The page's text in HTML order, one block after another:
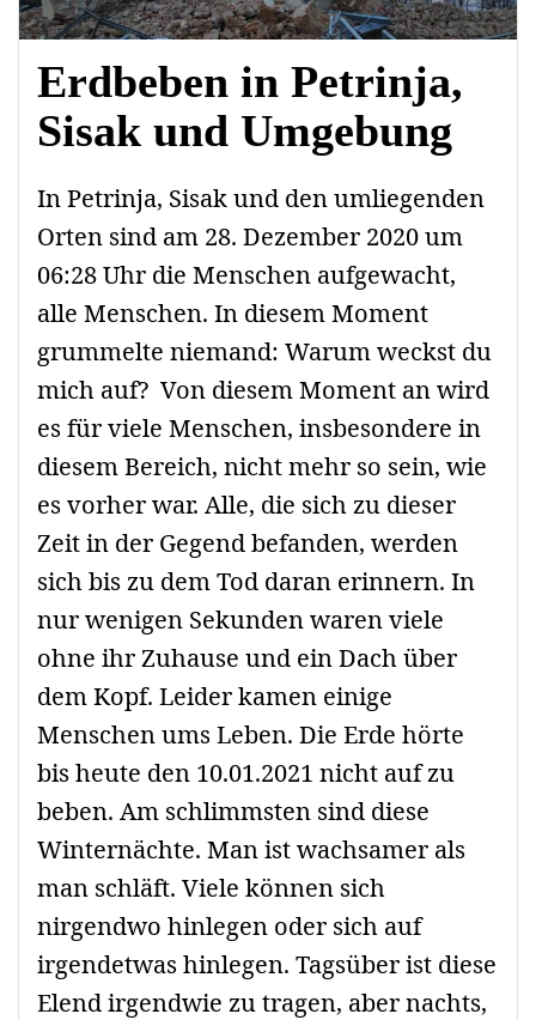
Erdbeben in Petrinja,
Sisak und Umgebung
In Petrinja, Sisak und den umliegenden
Orten sind am 28. Dezember 2020 um
06:28 Uhr die Menschen aufgewacht,
alle Menschen. In diesem Moment
grummelte niemand: Warum weckst du
mich auf? Von diesem Moment an wird
es für viele Menschen, insbesondere in
diesem Bereich, nicht mehr so ​​sein, wie
es vorher war. Alle, die sich zu dieser
Zeit in der Gegend befanden, werden
sich bis zu dem Tod daran erinnern. In
nur wenigen Sekunden waren viele
ohne ihr Zuhause und ein Dach über
dem Kopf. Leider kamen einige
Menschen ums Leben. Die Erde hörte
bis heute den 10.01.2021 nicht auf zu
beben. Am schlimmsten sind diese
Winternächte. Man ist wachsamer als
man schläft. Viele können sich
nirgendwo hinlegen oder sich auf
irgendetwas hinlegen. Tagsüber ist diese
Elend irgendwie zu tragen, aber nachts,